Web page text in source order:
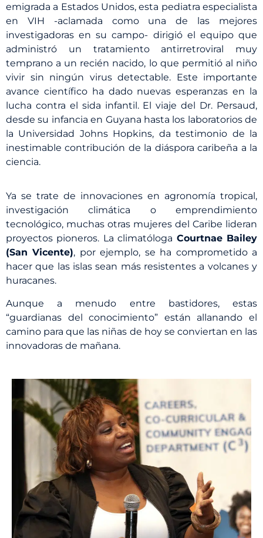
emigrada a Estados Unidos, esta pediatra especialista
en VIH -aclamada como una de las mejores
investigadoras en su campo- dirigió el equipo que
administró un tratamiento antirretroviral muy
temprano a un recién nacido, lo que permitió al niño
vivir sin ningún virus detectable. Este importante
avance científico ha dado nuevas esperanzas en la
lucha contra el sida infantil. El viaje del Dr. Persaud,
desde su infancia en Guyana hasta los laboratorios de
la Universidad Johns Hopkins, da testimonio de la
inestimable contribución de la diáspora caribeña a la
ciencia.
Ya se trate de innovaciones en agronomía tropical,
investigación climática o emprendimiento
tecnológico, muchas otras mujeres del Caribe lideran
proyectos pioneros. La climatóloga Courtnae Bailey
(San Vicente), por ejemplo, se ha comprometido a
hacer que las islas sean más resistentes a volcanes y
huracanes.
Aunque a menudo entre bastidores, estas
“guardianas del conocimiento” están allanando el
camino para que las niñas de hoy se conviertan en las
innovadoras de mañana.